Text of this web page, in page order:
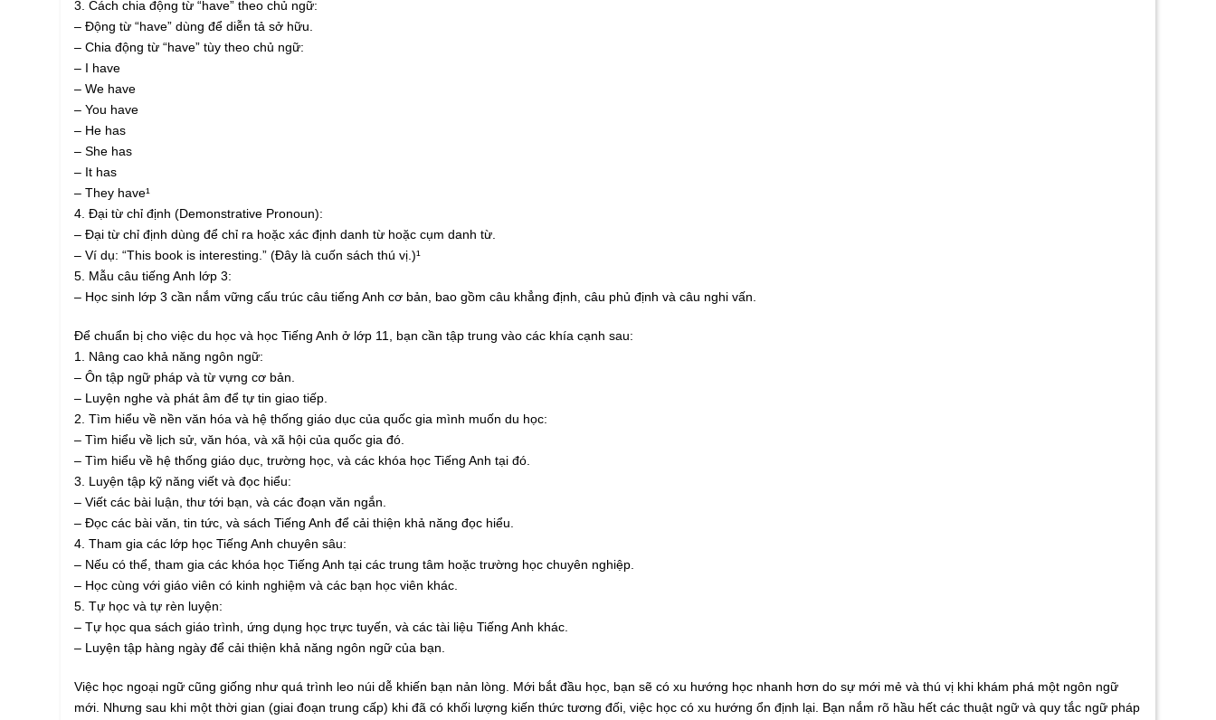
3. Cách chia động từ “have” theo chủ ngữ:
– Động từ “have” dùng để diễn tả sở hữu.
– Chia động từ “have” tùy theo chủ ngữ:
– I have
– We have
– You have
– He has
– She has
– It has
– They have¹
4. Đại từ chỉ định (Demonstrative Pronoun):
– Đại từ chỉ định dùng để chỉ ra hoặc xác định danh từ hoặc cụm danh từ.
– Ví dụ: “This book is interesting.” (Đây là cuốn sách thú vị.)¹
5. Mẫu câu tiếng Anh lớp 3:
– Học sinh lớp 3 cần nắm vững cấu trúc câu tiếng Anh cơ bản, bao gồm câu khẳng định, câu phủ định và câu nghi vấn.
Để chuẩn bị cho việc du học và học Tiếng Anh ở lớp 11, bạn cần tập trung vào các khía cạnh sau:
1. Nâng cao khả năng ngôn ngữ:
– Ôn tập ngữ pháp và từ vựng cơ bản.
– Luyện nghe và phát âm để tự tin giao tiếp.
2. Tìm hiểu về nền văn hóa và hệ thống giáo dục của quốc gia mình muốn du học:
– Tìm hiểu về lịch sử, văn hóa, và xã hội của quốc gia đó.
– Tìm hiểu về hệ thống giáo dục, trường học, và các khóa học Tiếng Anh tại đó.
3. Luyện tập kỹ năng viết và đọc hiểu:
– Viết các bài luận, thư tới bạn, và các đoạn văn ngắn.
– Đọc các bài văn, tin tức, và sách Tiếng Anh để cải thiện khả năng đọc hiểu.
4. Tham gia các lớp học Tiếng Anh chuyên sâu:
– Nếu có thể, tham gia các khóa học Tiếng Anh tại các trung tâm hoặc trường học chuyên nghiệp.
– Học cùng với giáo viên có kinh nghiệm và các bạn học viên khác.
5. Tự học và tự rèn luyện:
– Tự học qua sách giáo trình, ứng dụng học trực tuyến, và các tài liệu Tiếng Anh khác.
– Luyện tập hàng ngày để cải thiện khả năng ngôn ngữ của bạn.
Việc học ngoại ngữ cũng giống như quá trình leo núi dễ khiến bạn nản lòng. Mới bắt đầu học, bạn sẽ có xu hướng học nhanh hơn do sự mới mẻ và thú vị khi khám phá một ngôn ngữ
mới. Nhưng sau khi một thời gian (giai đoạn trung cấp) khi đã có khối lượng kiến thức tương đối, việc học có xu hướng ổn định lại. Bạn nắm rõ hầu hết các thuật ngữ và quy tắc ngữ pháp